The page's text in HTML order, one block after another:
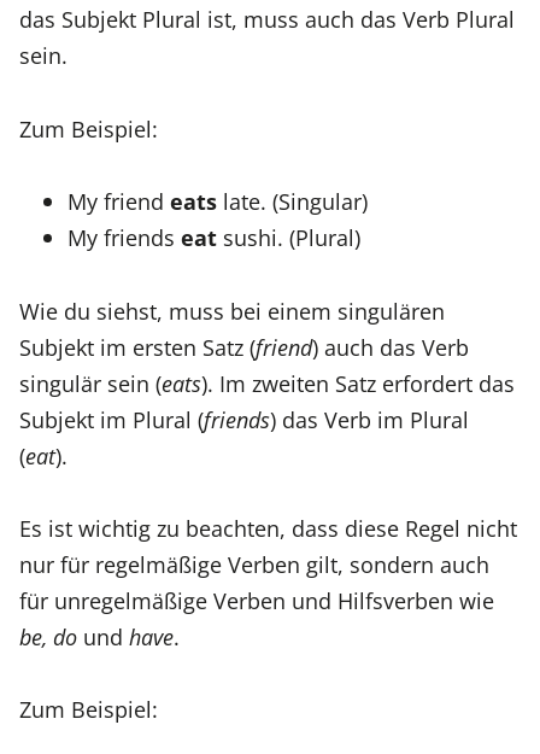
das Subjekt Plural ist, muss auch das Verb Plural
sein.
Zum Beispiel:
My friend eats late. (Singular)
My friends eat sushi. (Plural)
Wie du siehst, muss bei einem singulären
Subjekt im ersten Satz (friend) auch das Verb
singulär sein (eats). Im zweiten Satz erfordert das
Subjekt im Plural (friends) das Verb im Plural
(eat).
Es ist wichtig zu beachten, dass diese Regel nicht
nur für regelmäßige Verben gilt, sondern auch
für unregelmäßige Verben und Hilfsverben wie
be, do und have.
Zum Beispiel: